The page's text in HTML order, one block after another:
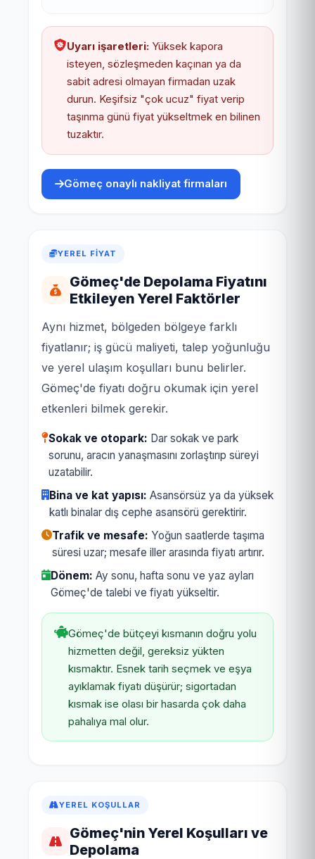
Uyarı işaretleri: Yüksek kapora
isteyen, sözleşmeden kaçınan ya da
sabit adresi olmayan firmadan uzak
durun. Keşifsiz "çok ucuz" fiyat verip
taşınma günü fiyat yükseltmek en bilinen
tuzaktır.
Gömeç onaylı nakliyat firmaları
YEREL FIYAT
Gömeç'de Depolama Fiyatını
Etkileyen Yerel Faktörler
Aynı hizmet, bölgeden bölgeye farklı
fiyatlanır; iş gücü maliyeti, talep yoğunluğu
ve yerel ulaşım koşulları bunu belirler.
Gömeç'de fiyatı doğru okumak için yerel
etkenleri bilmek gerekir.
Sokak ve otopark: Dar sokak ve park
sorunu, aracın yanaşmasını zorlaştırıp süreyi
uzatabilir.
Bina ve kat yapısı: Asansörsüz ya da yüksek
katlı binalar dış cephe asansörü gerektirir.
Trafik ve mesafe: Yoğun saatlerde taşıma
süresi uzar; mesafe iller arasında fiyatı artırır.
Dönem: Ay sonu, hafta sonu ve yaz ayları
Gömeç'de talebi ve fiyatı yükseltir.
Gömeç'de bütçeyi kısmanın doğru yolu
hizmetten değil, gereksiz yükten
kısmaktır. Esnek tarih seçmek ve eşya
ayıklamak fiyatı düşürür; sigortadan
kısmak ise olası bir hasarda çok daha
pahalıya mal olur.
YEREL KOŞULLAR
Gömeç'nin Yerel Koşulları ve
Depolama